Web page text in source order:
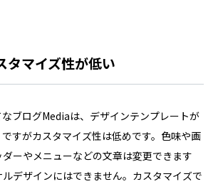
タマイズ性が低い
ブログMediaは、デザインテンプレートが
すがカスタマイズ性は低めです。色味や画
ーやメニューなどの文章は変更できます
デザインにはできません。カスタマイズで